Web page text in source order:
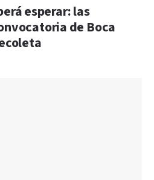
esperar: las
de Boca